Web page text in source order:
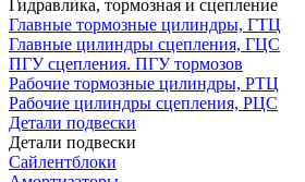
Гидравлика, тормозная и сцепление
Главные тормозные цилиндры, ГТЦ
Главные цилиндры сцепления, ГЦС
ПГУ сцепления. ПГУ тормозов
Рабочие тормозные цилиндры, РТЦ
Рабочие цилиндры сцепления, РЦС
Детали подвески
Детали подвески
Cайлентблоки